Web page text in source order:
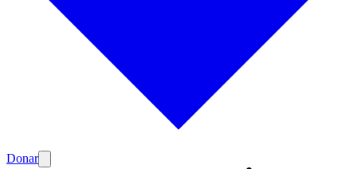
Donar